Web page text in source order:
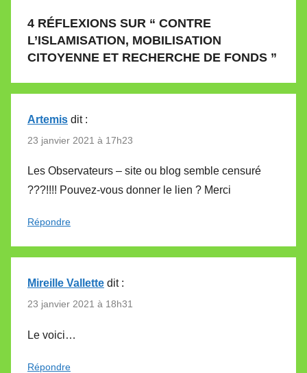
4 RÉFLEXIONS SUR “ CONTRE
L’ISLAMISATION, MOBILISATION
CITOYENNE ET RECHERCHE DE FONDS ”
Artemis dit :
23 janvier 2021 à 17h23
Les Observateurs – site ou blog semble censuré
???!!!! Pouvez-vous donner le lien ? Merci
Répondre
Mireille Vallette dit :
23 janvier 2021 à 18h31
Le voici…
Répondre